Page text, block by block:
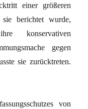
einer größeren
berichtet wurde,
konservativen
gegen
sie zurücktreten.
von